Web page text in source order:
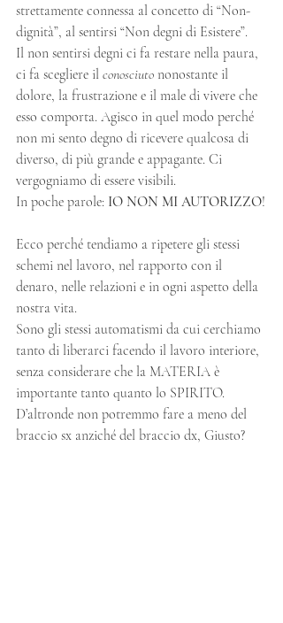
strettamente connessa al concetto di “Non-
dignità”, al sentirsi “Non degni di Esistere”.
Il non sentirsi degni ci fa restare nella paura,
ci fa scegliere il conosciuto nonostante il
dolore, la frustrazione e il male di vivere che
esso comporta. Agisco in quel modo perché
non mi sento degno di ricevere qualcosa di
diverso, di più grande e appagante. Ci
vergogniamo di essere visibili.
In poche parole: IO NON MI AUTORIZZO!
Ecco perché tendiamo a ripetere gli stessi
schemi nel lavoro, nel rapporto con il
denaro, nelle relazioni e in ogni aspetto della
nostra vita.
Sono gli stessi automatismi da cui cerchiamo
tanto di liberarci facendo il lavoro interiore,
senza considerare che la MATERIA è
importante tanto quanto lo SPIRITO.
D’altronde non potremmo fare a meno del
braccio sx anziché del braccio dx, Giusto?